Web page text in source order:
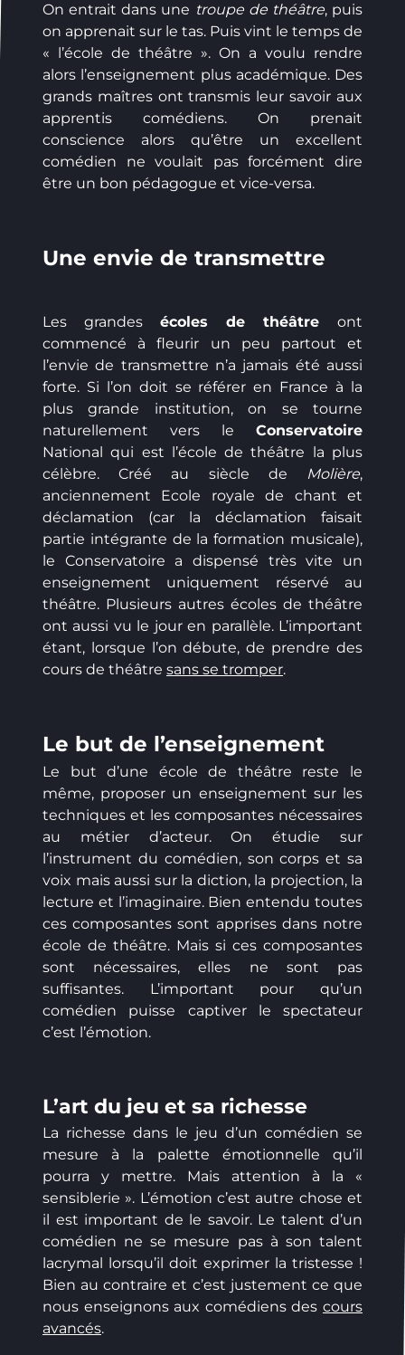
On entrait dans une troupe de théâtre, puis
on apprenait sur le tas. Puis vint le temps de
« l’école de théâtre ». On a voulu rendre
alors l’enseignement plus académique. Des
grands maîtres ont transmis leur savoir aux
apprentis comédiens. On prenait
conscience alors qu’être un excellent
comédien ne voulait pas forcément dire
être un bon pédagogue et vice-versa.
Une envie de transmettre
Les grandes écoles de théâtre ont
commencé à fleurir un peu partout et
l’envie de transmettre n’a jamais été aussi
forte. Si l’on doit se référer en France à la
plus grande institution, on se tourne
naturellement vers le Conservatoire
National qui est l’école de théâtre la plus
célèbre. Créé au siècle de
Molière,
anciennement Ecole royale de chant et
déclamation (car la déclamation faisait
partie intégrante de la formation musicale),
le Conservatoire a dispensé très vite un
enseignement uniquement réservé au
théâtre. Plusieurs autres écoles de théâtre
ont aussi vu le jour en parallèle. L’important
étant, lorsque l’on débute, de prendre des
cours de théâtre sans se tromper.
Le but de l’enseignement
Le but d’une école de théâtre reste le
même, proposer un enseignement sur les
techniques et les composantes nécessaires
au métier d’acteur. On étudie sur
l’instrument du comédien, son corps et sa
voix mais aussi sur la diction, la projection, la
lecture et l’imaginaire. Bien entendu toutes
ces composantes sont apprises dans notre
école de théâtre. Mais si ces composantes
sont nécessaires, elles ne sont pas
suffisantes. L’important pour qu’un
comédien puisse captiver le spectateur
c’est l’émotion.
L’art du jeu et sa richesse
La richesse dans le jeu d’un comédien se
mesure à la palette émotionnelle qu’il
pourra y mettre. Mais attention à la «
sensiblerie ». L’émotion c’est autre chose et
il est important de le savoir. Le talent d’un
comédien ne se mesure pas à son talent
lacrymal lorsqu’il doit exprimer la tristesse !
Bien au contraire et c’est justement ce que
nous enseignons aux comédiens des cours
avancés.